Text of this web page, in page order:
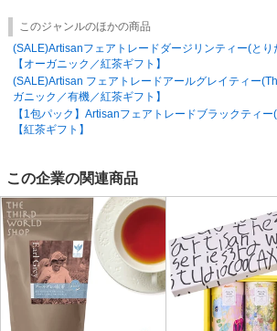
られます。
農園では無料託児所も完備され、高等学校までの
など充実した福利厚生サービスが受けられます。
●環境にやさしい包材
ティーバッグには生分解フィルターを使い、持続
します。
生分解フィルム：植物の澱粉が原料とした素材で
エシカルコレクション
IfmkAdaB6qs
このジャンルのほかの商品
(SALE)Artisanフェアトレードダージリンティー(と
【オーガニック／紅茶ギフト】
(SALE)Artisan フェアトレードアールグレイティー
ガニック／有機／紅茶ギフト】
【1包パック】Artisanフェアトレードブラックティー
【紅茶ギフト】
この企業の関連商品